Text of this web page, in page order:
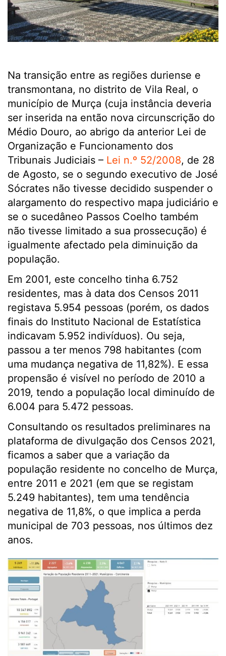
Na transição entre as regiões duriense e
transmontana, no distrito de Vila Real, o
município de Murça (cuja instância deveria
ser inserida na então nova circunscrição do
Médio Douro, ao abrigo da anterior Lei de
Organização e Funcionamento dos
Tribunais Judiciais – Lei n.º 52/2008, de 28
de Agosto, se o segundo executivo de José
Sócrates não tivesse decidido suspender o
alargamento do respectivo mapa judiciário e
se o sucedâneo Passos Coelho também
não tivesse limitado a sua prossecução) é
igualmente afectado pela diminuição da
população.
Em 2001, este concelho tinha 6.752
residentes, mas à data dos Censos 2011
registava 5.954 pessoas (porém, os dados
finais do Instituto Nacional de Estatística
indicavam 5.952 indivíduos). Ou seja,
passou a ter menos 798 habitantes (com
uma mudança negativa de 11,82%). E essa
propensão é visível no período de 2010 a
2019, tendo a população local diminuído de
6.004 para 5.472 pessoas.
Consultando os resultados preliminares na
plataforma de divulgação dos Censos 2021,
ficamos a saber que a variação da
população residente no concelho de Murça,
entre 2011 e 2021 (em que se registam
5.249 habitantes), tem uma tendência
negativa de 11,8%, o que implica a perda
municipal de 703 pessoas, nos últimos dez
anos.